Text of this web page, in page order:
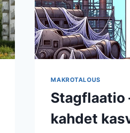
MAKROTALOUS
Stagflaatio
kahdet